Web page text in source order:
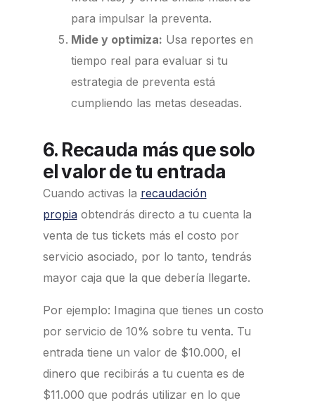
para impulsar la preventa.
Mide y optimiza: Usa reportes en
tiempo real para evaluar si tu
estrategia de preventa está
cumpliendo las metas deseadas.
6. Recauda más que solo
el valor de tu entrada
Cuando activas la recaudación
propiaobtendrás directo a tu cuenta la
venta de tus tickets más el costo por
servicio asociado, por lo tanto, tendrás
mayor caja que la que debería llegarte.
Por ejemplo: Imagina que tienes un costo
por servicio de 10% sobre tu venta. Tu
entrada tiene un valor de $10.000, el
dinero que recibirás a tu cuenta es de
$11.000 que podrás utilizar en lo que